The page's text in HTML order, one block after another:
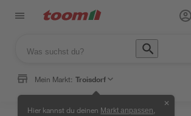
Mein Markt: Troisdorf
Hier kannst du deinen Markt anpassen
✕